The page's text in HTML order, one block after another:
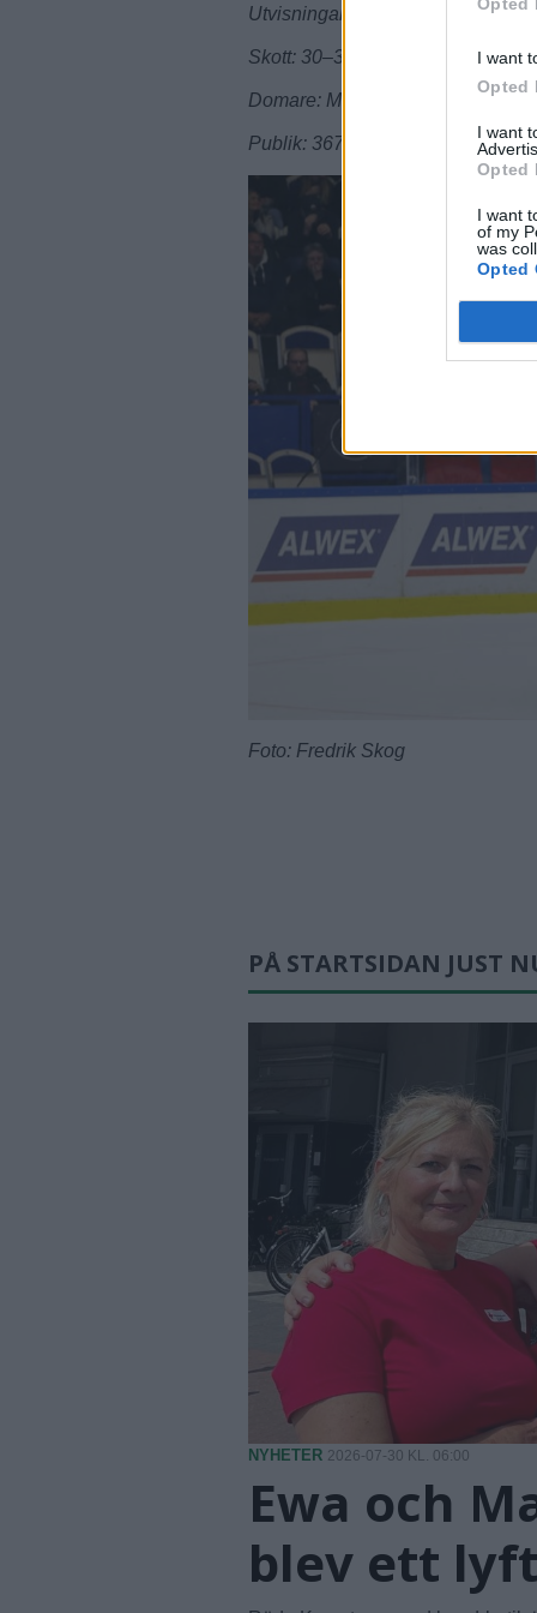
I want
Opted
I want
Opted
I want
of my
was
Opted
Utvisningar: A 3x2, T 3x2.
Skott: 30–35 (7–16, 13–12, 7–10)
Domare: Marcus Hejdesten.
Publik: 3676.
Foto: Fredrik Skog
PÅ STARTSIDAN JUST
NYHETER 2026-07-30 KL. 06:00
Ewa och
blev ett